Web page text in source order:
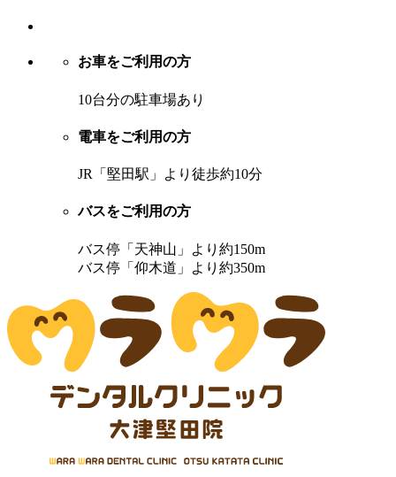
お車をご利用の方
10台分の駐車場あり
電車をご利用の方
JR「堅田駅」より徒歩約10分
バスをご利用の方
バス停「天神山」より約150m
バス停「仰木道」より約350m